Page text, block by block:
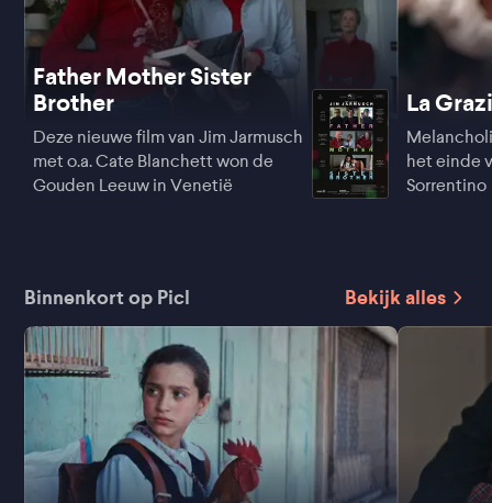
Father Mother Sister
Brother
Deze nieuwe film van Jim Jarmusch
met o.a. Cate Blanchett won de
Gouden Leeuw in Venetië
La
het einde
Sorrentino
Binnenkort op Picl Bekijk alles